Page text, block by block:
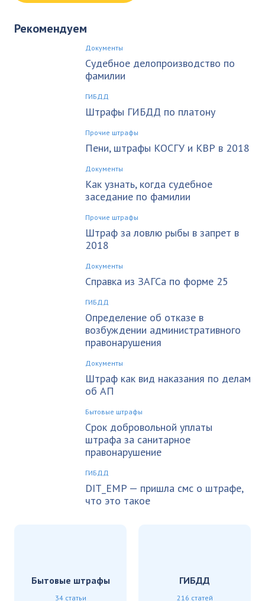
Рекомендуем
Документы
Судебное делопроизводство по
фамилии
ГИБДД
Штрафы ГИБДД по платону
Прочие штрафы
Пени, штрафы КОСГУ и КВР в 2018
Документы
Как узнать, когда судебное
заседание по фамилии
Прочие штрафы
Штраф за ловлю рыбы в запрет в
2018
Документы
Справка из ЗАГСа по форме 25
ГИБДД
Определение об отказе в
возбуждении административного
правонарушения
Документы
Штраф как вид наказания по делам
об АП
Бытовые штрафы
Срок добровольной уплаты
штрафа за санитарное
правонарушение
ГИБДД
DIT_EMP — пришла смс о штрафе,
что это такое
Бытовые штрафы
34 статьи
ГИБДД
216 статей